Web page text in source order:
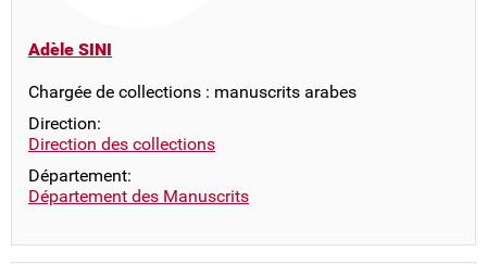
Adèle SINI
Chargée de collections : manuscrits arabes
Direction:
Direction des collections
Département:
Département des Manuscrits